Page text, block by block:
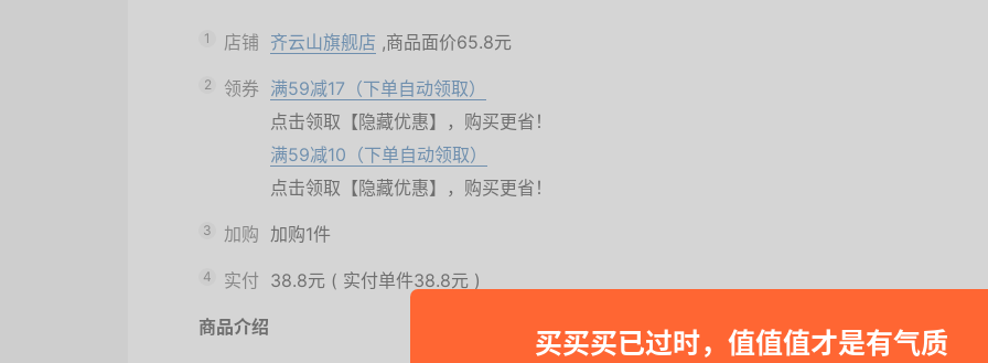
买买买已过时，值值值才是有气质
1 店铺 齐云山旗舰店 ,商品面价65.8元
2 领券 满59减17（下单自动领取）
点击领取【隐藏优惠】，购买更省！
满59减10（下单自动领取）
点击领取【隐藏优惠】，购买更省！
3 加购 加购1件
4 实付 38.8元 ( 实付单件38.8元 )
商品介绍